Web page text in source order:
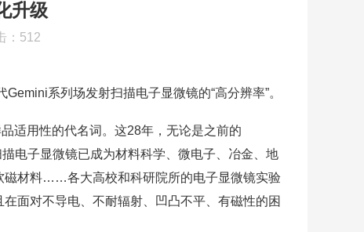
升级
： 512
系列场发射扫描电子显微镜的“高分辨率”。
适用性的代名词。这28年，无论是之前的
电子显微镜已成为材料科学、微电子、冶金、地
磁材料……各大高校和科研院所的电子显微镜实验
面对不导电、不耐辐射、凹凸不平、有磁性的困